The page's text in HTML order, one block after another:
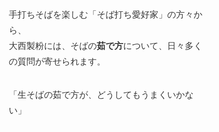
手打ちそばを楽しむ「そば打ち愛好家」の方々か
ら、
大西製粉には、そばの茹で方について、日々多く
の質問が寄せられます。
「生そばの茹で方が、どうしてもうまくいかな
い」